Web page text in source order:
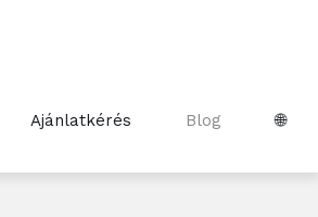
Ajánlatkérés Blog 🌐